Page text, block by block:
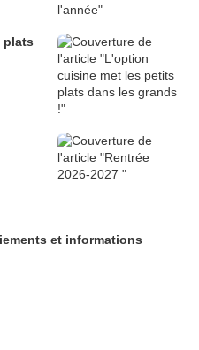
plats
et informations